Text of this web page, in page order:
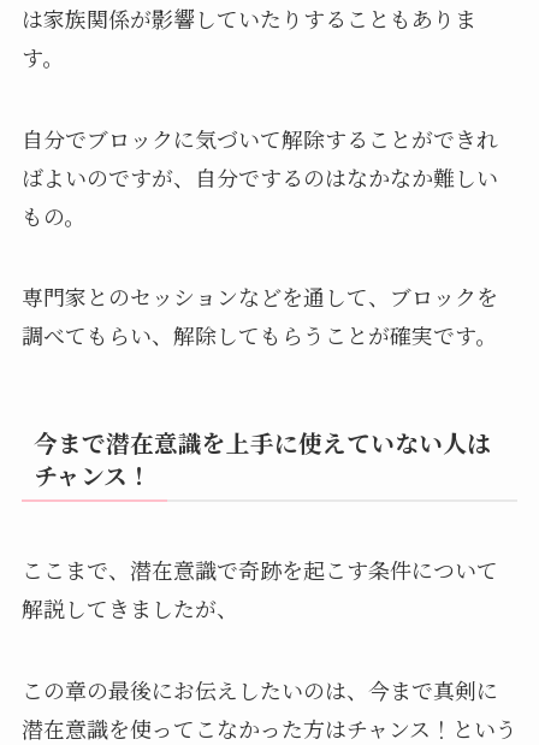
は家族関係が影響していたりすることもありま
す。
自分でブロックに気づいて解除することができれ
ばよいのですが、自分でするのはなかなか難しい
もの。
専門家とのセッションなどを通して、ブロックを
調べてもらい、解除してもらうことが確実です。
今まで潜在意識を上手に使えていない人は
チャンス！
ここまで、潜在意識で奇跡を起こす条件について
解説してきましたが、
この章の最後にお伝えしたいのは、今まで真剣に
潜在意識を使ってこなかった方はチャンス！という